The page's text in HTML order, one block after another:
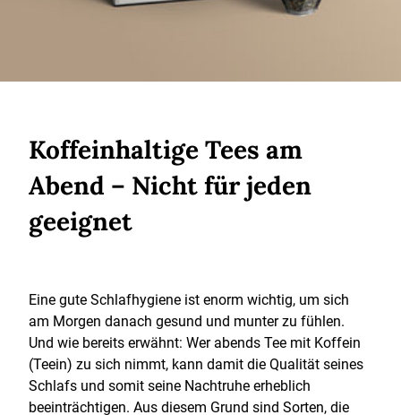
Koffeinhaltige Tees am
Abend – Nicht für jeden
geeignet
Eine gute Schlafhygiene ist enorm wichtig, um sich
am Morgen danach gesund und munter zu fühlen.
Und wie bereits erwähnt: Wer abends Tee mit Koffein
(Teein) zu sich nimmt, kann damit die Qualität seines
Schlafs und somit seine Nachtruhe erheblich
beeinträchtigen. Aus diesem Grund sind Sorten, die